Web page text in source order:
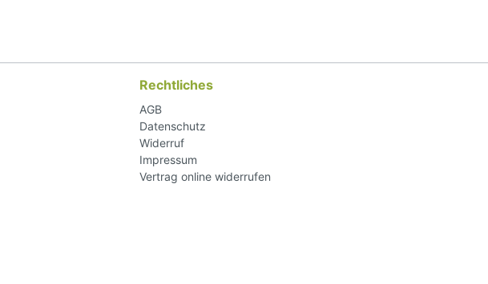
Rechtliches
AGB
Datenschutz
Widerruf
Impressum
Vertrag online widerrufen